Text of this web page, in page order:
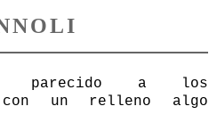
parecido a los
un relleno algo